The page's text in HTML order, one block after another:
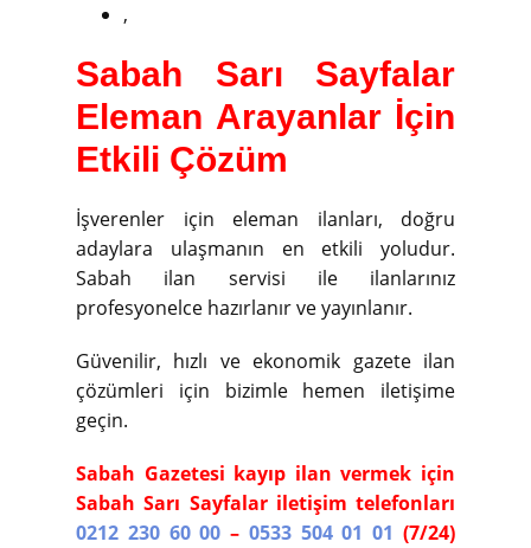
,
Sabah Sarı Sayfalar
Eleman Arayanlar İçin
Etkili Çözüm
İşverenler için eleman ilanları, doğru
adaylara ulaşmanın en etkili yoludur.
Sabah ilan servisi ile ilanlarınız
profesyonelce hazırlanır ve yayınlanır.
Güvenilir, hızlı ve ekonomik gazete ilan
çözümleri için bizimle hemen iletişime
geçin.
Sabah Gazetesi kayıp ilan vermek için
Sabah Sarı Sayfalar iletişim telefonları
0212 230 60 00– 0533 504 01 01(7/24)